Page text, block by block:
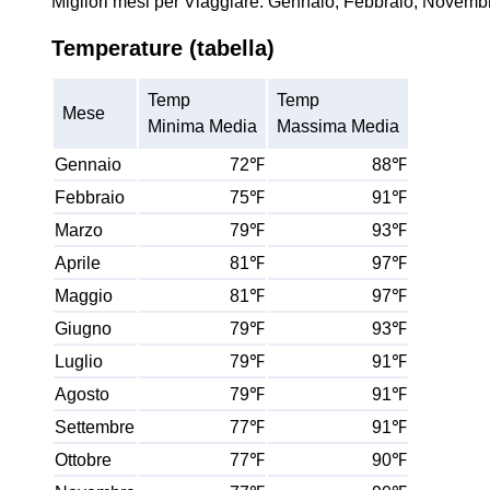
Temperature (tabella)
Mese
Temp
Minima Media
Temp
Massima Media
Gennaio 72℉
88℉
Febbraio
75℉
91℉
Marzo
79℉
93℉
Aprile
81℉
97℉
Maggio
81℉
97℉
Giugno
79℉
93℉
Luglio
79℉
91℉
Agosto
79℉
91℉
Settembre
77℉
91℉
Ottobre
77℉
90℉